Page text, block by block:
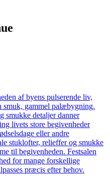
af byens pulserende liv,
smuk, gammel palæbygning.
smukke detaljer danner
livets store begivenheder
eller andre
stuklofter, relieffer og smukke
til begivenheden. Festsalen
for mange forskellige
præcis efter behov.